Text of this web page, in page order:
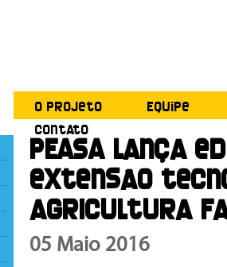
O Projeto
Equipe
Contato
PEASA lança
extensão
agricultura
05 Maio 2016